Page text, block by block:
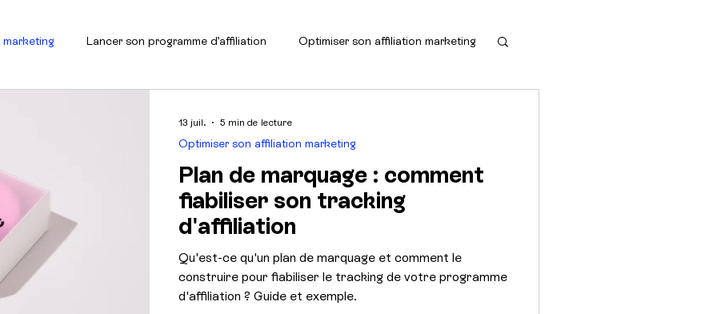
marketing Lancer son programme d’affiliation Optimiser son affiliation marketing
Plan de marquage : comment
fiabiliser son tracking
d'affiliation
Qu'est-ce qu'un plan de marquage et comment le
construire pour fiabiliser le tracking de votre programme
d'affiliation ? Guide et exemple.
Optimiser son affiliation marketing
13 juil. 5 min de lecture